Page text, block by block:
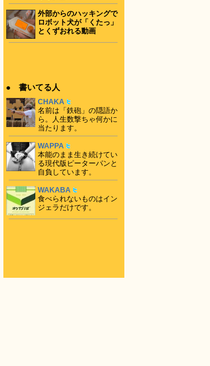
外部からのハッキングで
ロボット犬が「くたっ」
とくずおれる動画
● 書いてる人
CHAKA
名前は「鉄砲」の隠語か
ら。人生数撃ちゃ何かに
当たります。
WAPPA
本能のまま生き続けてい
る現代版ピーターパンと
自負しています。
WAKABA
食べられないものはイン
ジェラだけです。